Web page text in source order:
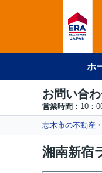
ホ
お問い合
営業時間： 10：
志木市の不動産
湘南新宿